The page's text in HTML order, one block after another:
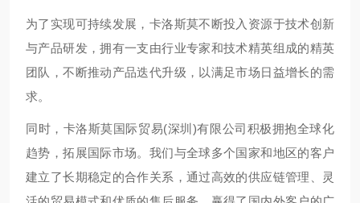
为了实现可持续发展，卡洛斯莫不断投入资源于技术创新
与产品研发，拥有一支由行业专家和技术精英组成的精英
团队，不断推动产品迭代升级，以满足市场日益增长的需
求。
同时，卡洛斯莫国际贸易(深圳)有限公司积极拥抱全球化
趋势，拓展国际市场。我们与全球多个国家和地区的客户
建立了长期稳定的合作关系，通过高效的供应链管理、灵